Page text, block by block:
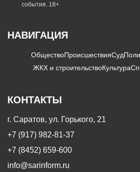
события. 18+
НАВИГАЦИЯ
ОбществоПроисшествияСуд
ЖКХ и строительствоКультура
КОНТАКТЫ
г. Саратов, ул. Горького, 21
+7 (917) 982-81-37
+7 (8452) 659-600
info@sarinform.ru